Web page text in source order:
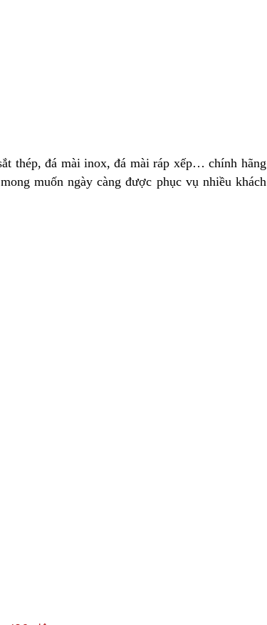
thép, đá mài inox, đá mài ráp xếp… chính hãng
muốn ngày càng được phục vụ nhiều khách